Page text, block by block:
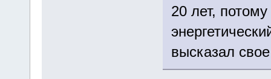
20 лет,
высказал